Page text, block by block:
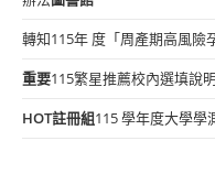
轉知115年 度「周產期高風險
重要115繁星推薦校內選填說明
HOT註冊組115 學年度大學學